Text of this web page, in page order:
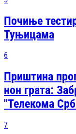
Почиње
Туњицама
6
Приштина
нон грата:
"Телекома
7